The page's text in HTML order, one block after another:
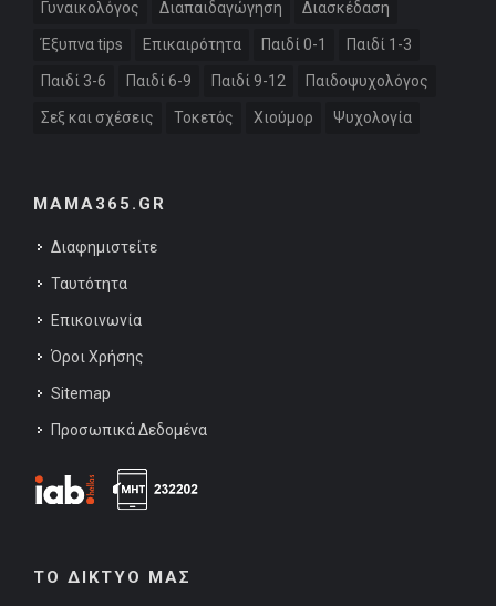
Γυναικολόγος Διαπαιδαγώγηση Διασκέδαση
Έξυπνα tips Επικαιρότητα Παιδί 0-1 Παιδί 1-3
Παιδί 3-6 Παιδί 6-9 Παιδί 9-12 Παιδοψυχολόγος
Σεξ και σχέσεις Τοκετός Χιούμορ Ψυχολογία
MAMA365.GR
Διαφημιστείτε
Ταυτότητα
Επικοινωνία
Όροι Χρήσης
Sitemap
Προσωπικά Δεδομένα
ΤΟ ΔΙΚΤΥΟ ΜΑΣ